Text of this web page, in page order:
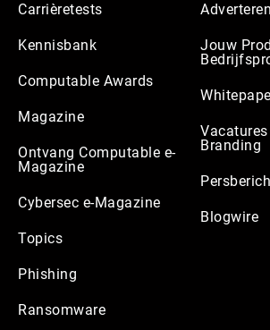
Carrièretests
Kennisbank
Computable Awards
Magazine
Ontvang Computable e-
Magazine
Cybersec e-Magazine
Topics
Phishing
Ransomware
Jouw
Branding
Blogwire